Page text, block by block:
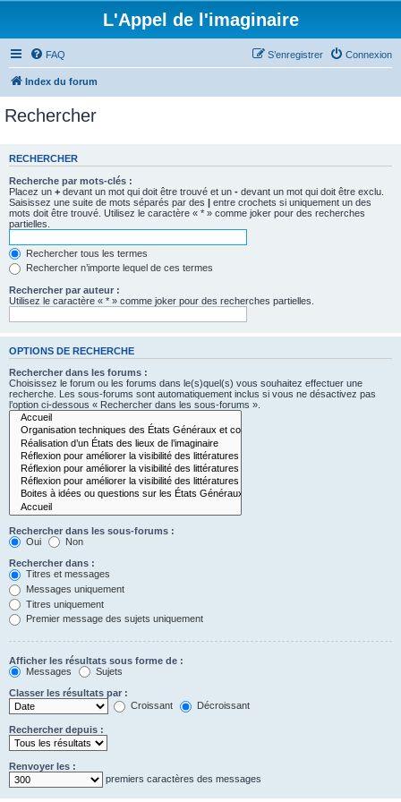
L'Appel de l'imaginaire
FAQ Connexion
S’enregistrer
Index du forum
Rechercher
RECHERCHER
Recherche par mots-clés :
Placez un + devant un mot qui doit être trouvé et un - devant un mot qui doit être exclu.
Saisissez une suite de mots séparés par des | entre crochets si uniquement un des
mots doit être trouvé. Utilisez le caractère « * » comme joker pour des recherches
partielles.
Rechercher tous les termes
Rechercher n’importe lequel de ces termes
Rechercher par auteur :
Utilisez le caractère « * » comme joker pour des recherches partielles.
OPTIONS DE RECHERCHE
Rechercher dans les forums :
Choisissez le forum ou les forums dans le(s)quel(s) vous souhaitez effectuer une
recherche. Les sous-forums sont automatiquement inclus si vous ne désactivez pas
l’option ci-dessous « Rechercher dans les sous-forums ».
Rechercher dans les sous-forums :
Oui
Non
Rechercher dans :
Titres et messages
Messages uniquement
Titres uniquement
Premier message des sujets uniquement
Afficher les résultats sous forme de :
Messages
Sujets
Classer les résultats par :
Croissant
Décroissant
Rechercher depuis :
Renvoyer les :
premiers caractères des messages